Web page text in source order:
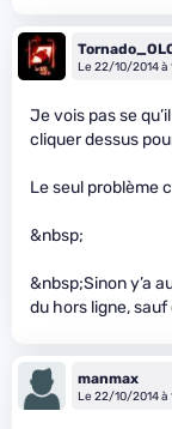
Le 22/10/2014 à
Je vois pas se
cliquer dessus
Le seul problème
&nbsp;
&nbsp;Sinon y’a
du hors ligne,
manmax
Le 22/10/2014 à